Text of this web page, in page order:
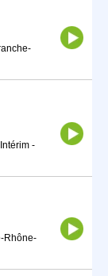
Intérim -
Rhône-